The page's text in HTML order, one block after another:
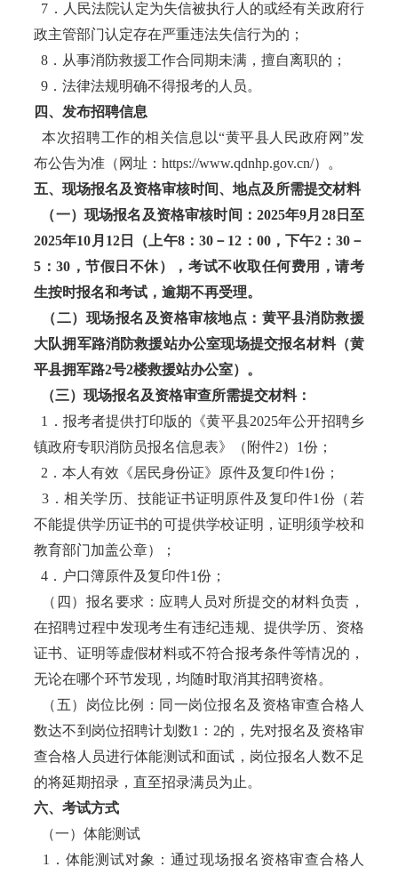
7．人民法院认定为失信被执行人的或经有关政府行
政主管部门认定存在严重违法失信行为的；
8．从事消防救援工作合同期未满，擅自离职的；
9．法律法规明确不得报考的人员。
四、发布招聘信息
本次招聘工作的相关信息以“黄平县人民政府网”发
布公告为准（网址：https://www.qdnhp.gov.cn/）。
五、现场报名及资格审核时间、地点及所需提交材料
（一）现场报名及资格审核时间：2025年9月28日至
2025年10月12日（上午8：30－12：00，下午2：30－
5：30，节假日不休），考试不收取任何费用，请考
生按时报名和考试，逾期不再受理。
（二）现场报名及资格审核地点：黄平县消防救援
大队拥军路消防救援站办公室现场提交报名材料（黄
平县拥军路2号2楼救援站办公室）。
（三）现场报名及资格审查所需提交材料：
1．报考者提供打印版的《黄平县2025年公开招聘乡
镇政府专职消防员报名信息表》（附件2）1份；
2．本人有效《居民身份证》原件及复印件1份；
3．相关学历、技能证书证明原件及复印件1份（若
不能提供学历证书的可提供学校证明，证明须学校和
教育部门加盖公章）；
4．户口簿原件及复印件1份；
（四）报名要求：应聘人员对所提交的材料负责，
在招聘过程中发现考生有违纪违规、提供学历、资格
证书、证明等虚假材料或不符合报考条件等情况的，
无论在哪个环节发现，均随时取消其招聘资格。
（五）岗位比例：同一岗位报名及资格审查合格人
数达不到岗位招聘计划数1：2的，先对报名及资格审
查合格人员进行体能测试和面试，岗位报名人数不足
的将延期招录，直至招录满员为止。
六、考试方式
（一）体能测试
1．体能测试对象：通过现场报名资格审查合格人